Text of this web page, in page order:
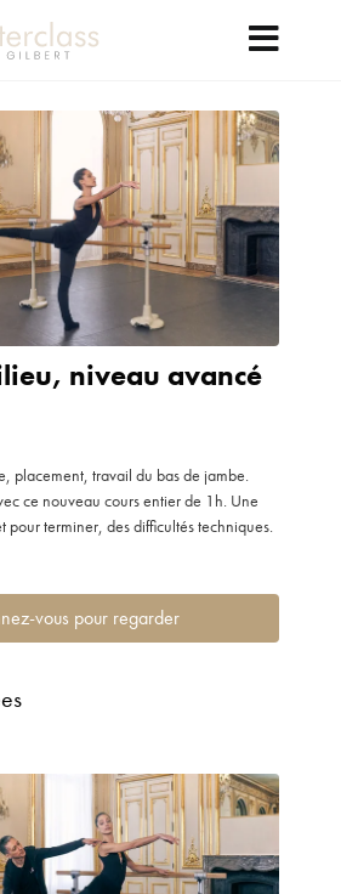
niveau avancé
placement, travail du bas de jambe.
ce nouveau cours entier de 1h. Une
pour terminer, des difficultés techniques.
vous pour regarder